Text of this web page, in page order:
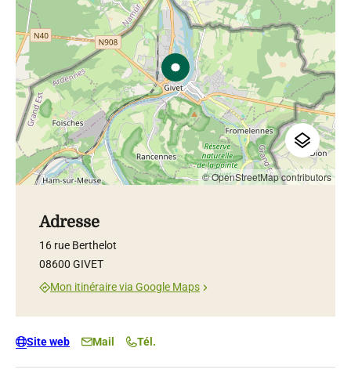
© OpenStreetMap contributors
Adresse
16 rue Berthelot
08600 GIVET
Mon itinéraire via Google Maps
Site web Mail Tél.